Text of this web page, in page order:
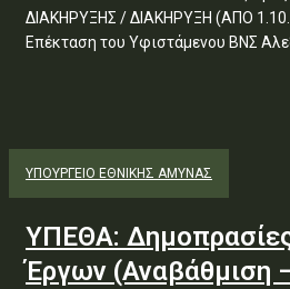
ΔΙΑΚΗΡΥΞΗΣ / ΔΙΑΚΗΡΥΞΗ (ΑΠΟ
Επέκταση του Υφιστάμενου ΒΝΣ
ΥΠΟΥΡΓΕΊΟ ΕΘΝΙΚΉΣ ΆΜΥΝΑΣ
ΥΠΕΘΑ:
Έργων (Αναβάθμιση